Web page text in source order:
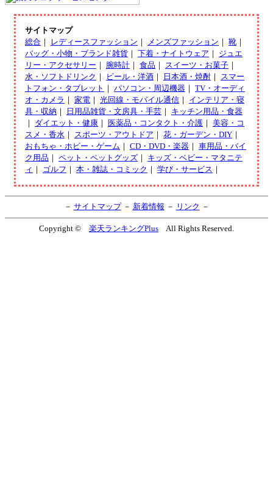
サイトマップ
総合 ｜ レディースファッション ｜ メンズファッション ｜ 靴 ｜
バッグ・小物・ブランド雑貨 ｜ 下着・ナイトウェア ｜ ジュエ
リー・アクセサリー ｜ 腕時計 ｜ 食品 ｜ スイーツ・お菓子 ｜
水・ソフトドリンク ｜ ビール・洋酒 ｜ 日本酒・焼酎 ｜ スマー
トフォン・タブレット
｜ パソコン・周辺機器 ｜ TV・オーディ
オ・カメラ ｜ 家電 ｜ 光回線・モバイル通信 ｜ インテリア・寝
具・収納 ｜ 日用品雑貨・文房具・手芸 ｜ キッチン用品・食器
｜ ダイエット・健康 ｜ 医薬品・コンタクト・介護 ｜ 美容・コ
スメ・香水 ｜ スポーツ・アウトドア ｜ 花・ガーデン・DIY ｜
おもちゃ・ホビー・ゲーム ｜ CD・DVD・楽器 ｜ 車用品・バイ
ク用品 ｜ ペット・ペットグッズ ｜ キッズ・ベビー・マタニテ
ィ ｜ ゴルフ ｜ 本・雑誌・コミック ｜ 学び・サービス ｜
－ サイトマップ－ 新着情報 － リンク －
Copyright © 楽天ランキングPlus All Rights Reserved.